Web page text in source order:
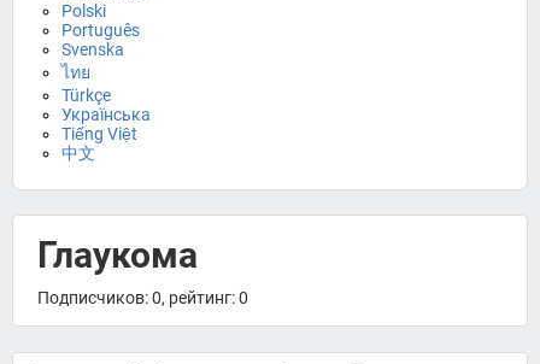
Polski
Português
Svenska
ไทย
Türkçe
Українська
Tiếng Việt
中文
Глаукома
Подписчиков: 0, рейтинг: 0